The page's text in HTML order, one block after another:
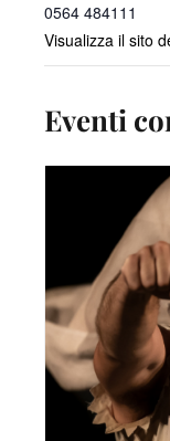
0564 484111
Visualizza il sito
Eventi